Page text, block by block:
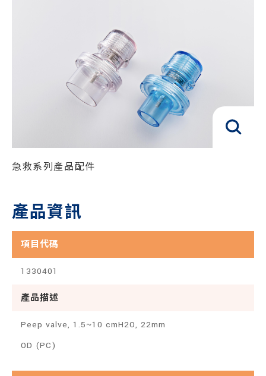
急救系列產品配件
產品資訊
項目代碼
1330401
產品描述
Peep valve, 1.5~10 cmH2O, 22mm
OD (PC)